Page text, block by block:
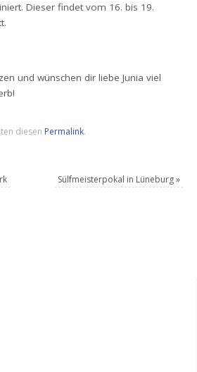
Dieser findet vom 16. bis 19.
und wünschen dir liebe Junia viel
diesen Permalink.
Sülfmeisterpokal in Lüneburg»